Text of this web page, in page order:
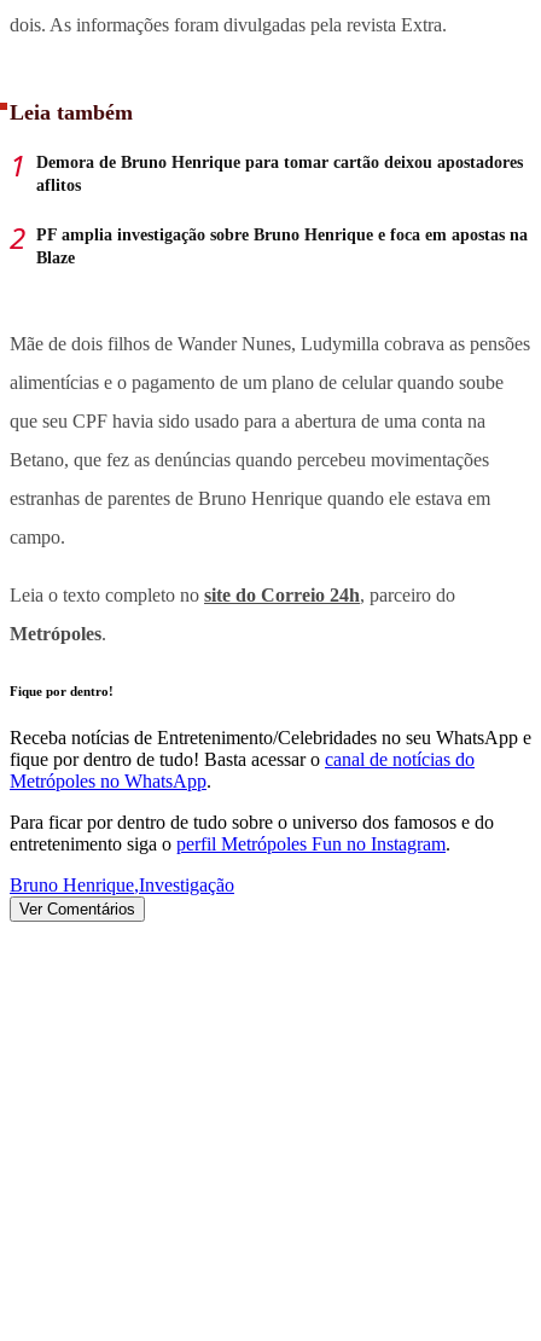
dois. As informações foram divulgadas pela revista Extra.
Leia também
Demora de Bruno Henrique para tomar cartão deixou apostadores
aflitos
PF amplia investigação sobre Bruno Henrique e foca em apostas na
Blaze
Mãe de dois filhos de Wander Nunes, Ludymilla cobrava as pensões
alimentícias e o pagamento de um plano de celular quando soube
que seu CPF havia sido usado para a abertura de uma conta na
Betano, que fez as denúncias quando percebeu movimentações
estranhas de parentes de Bruno Henrique quando ele estava em
campo.
Leia o texto completo no site do Correio 24h, parceiro do
Metrópoles.
Fique por dentro!
Receba notícias de Entretenimento/Celebridades no seu WhatsApp e
fique por dentro de tudo! Basta acessar o canal de notícias do
Metrópoles no WhatsApp.
Para ficar por dentro de tudo sobre o universo dos famosos e do
entretenimento siga o perfil Metrópoles Fun no Instagram.
Bruno Henrique,Investigação
Ver Comentários